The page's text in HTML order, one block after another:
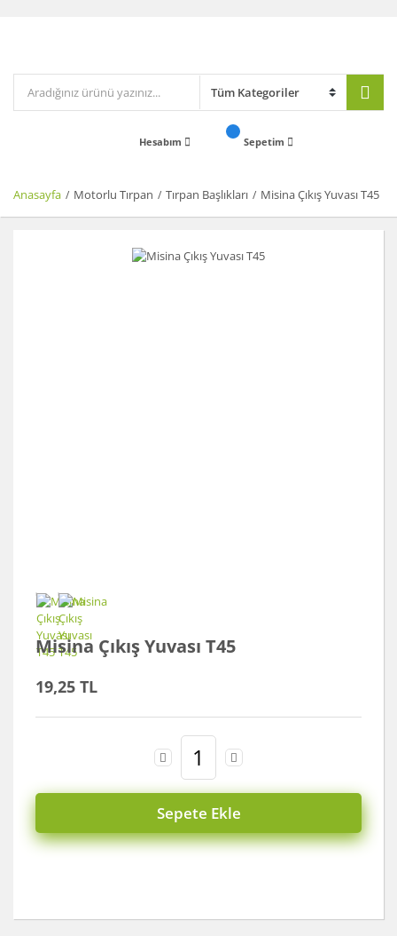
Hesabım Sepetim
Anasayfa Motorlu Tırpan Tırpan Başlıkları Misina Çıkış Yuvası T45
Misina Çıkış Yuvası T45
19,25 TL
Sepete Ekle